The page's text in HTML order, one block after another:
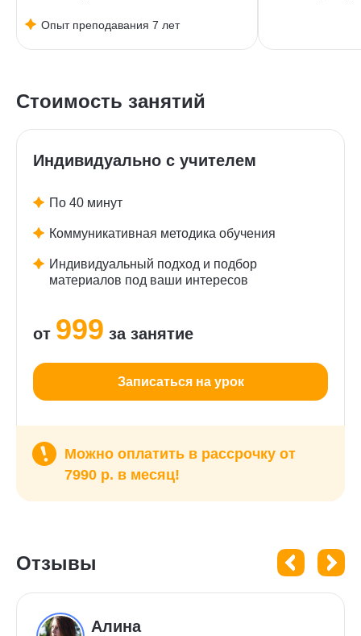
Опыт преподавания 7 лет
Стоимость занятий
Индивидуально с учителем
По 40 минут
Коммуникативная методика обучения
Индивидуальный подход и подбор
материалов под ваши интересов
от 999 за занятие
Записаться на урок
Можно оплатить в рассрочку от
7990 р. в месяц!
Отзывы
Алина